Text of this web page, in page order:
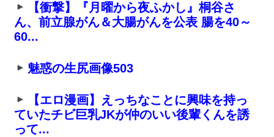
【衝撃】『月曜から夜ふかし』桐谷さ
ん、前立腺がん＆大腸がんを公表 腸を40～
60...
魅惑の生尻画像503
【エロ漫画】えっちなことに興味を持っ
ていたチビ巨乳JKが仲のいい後輩くんを誘
って...